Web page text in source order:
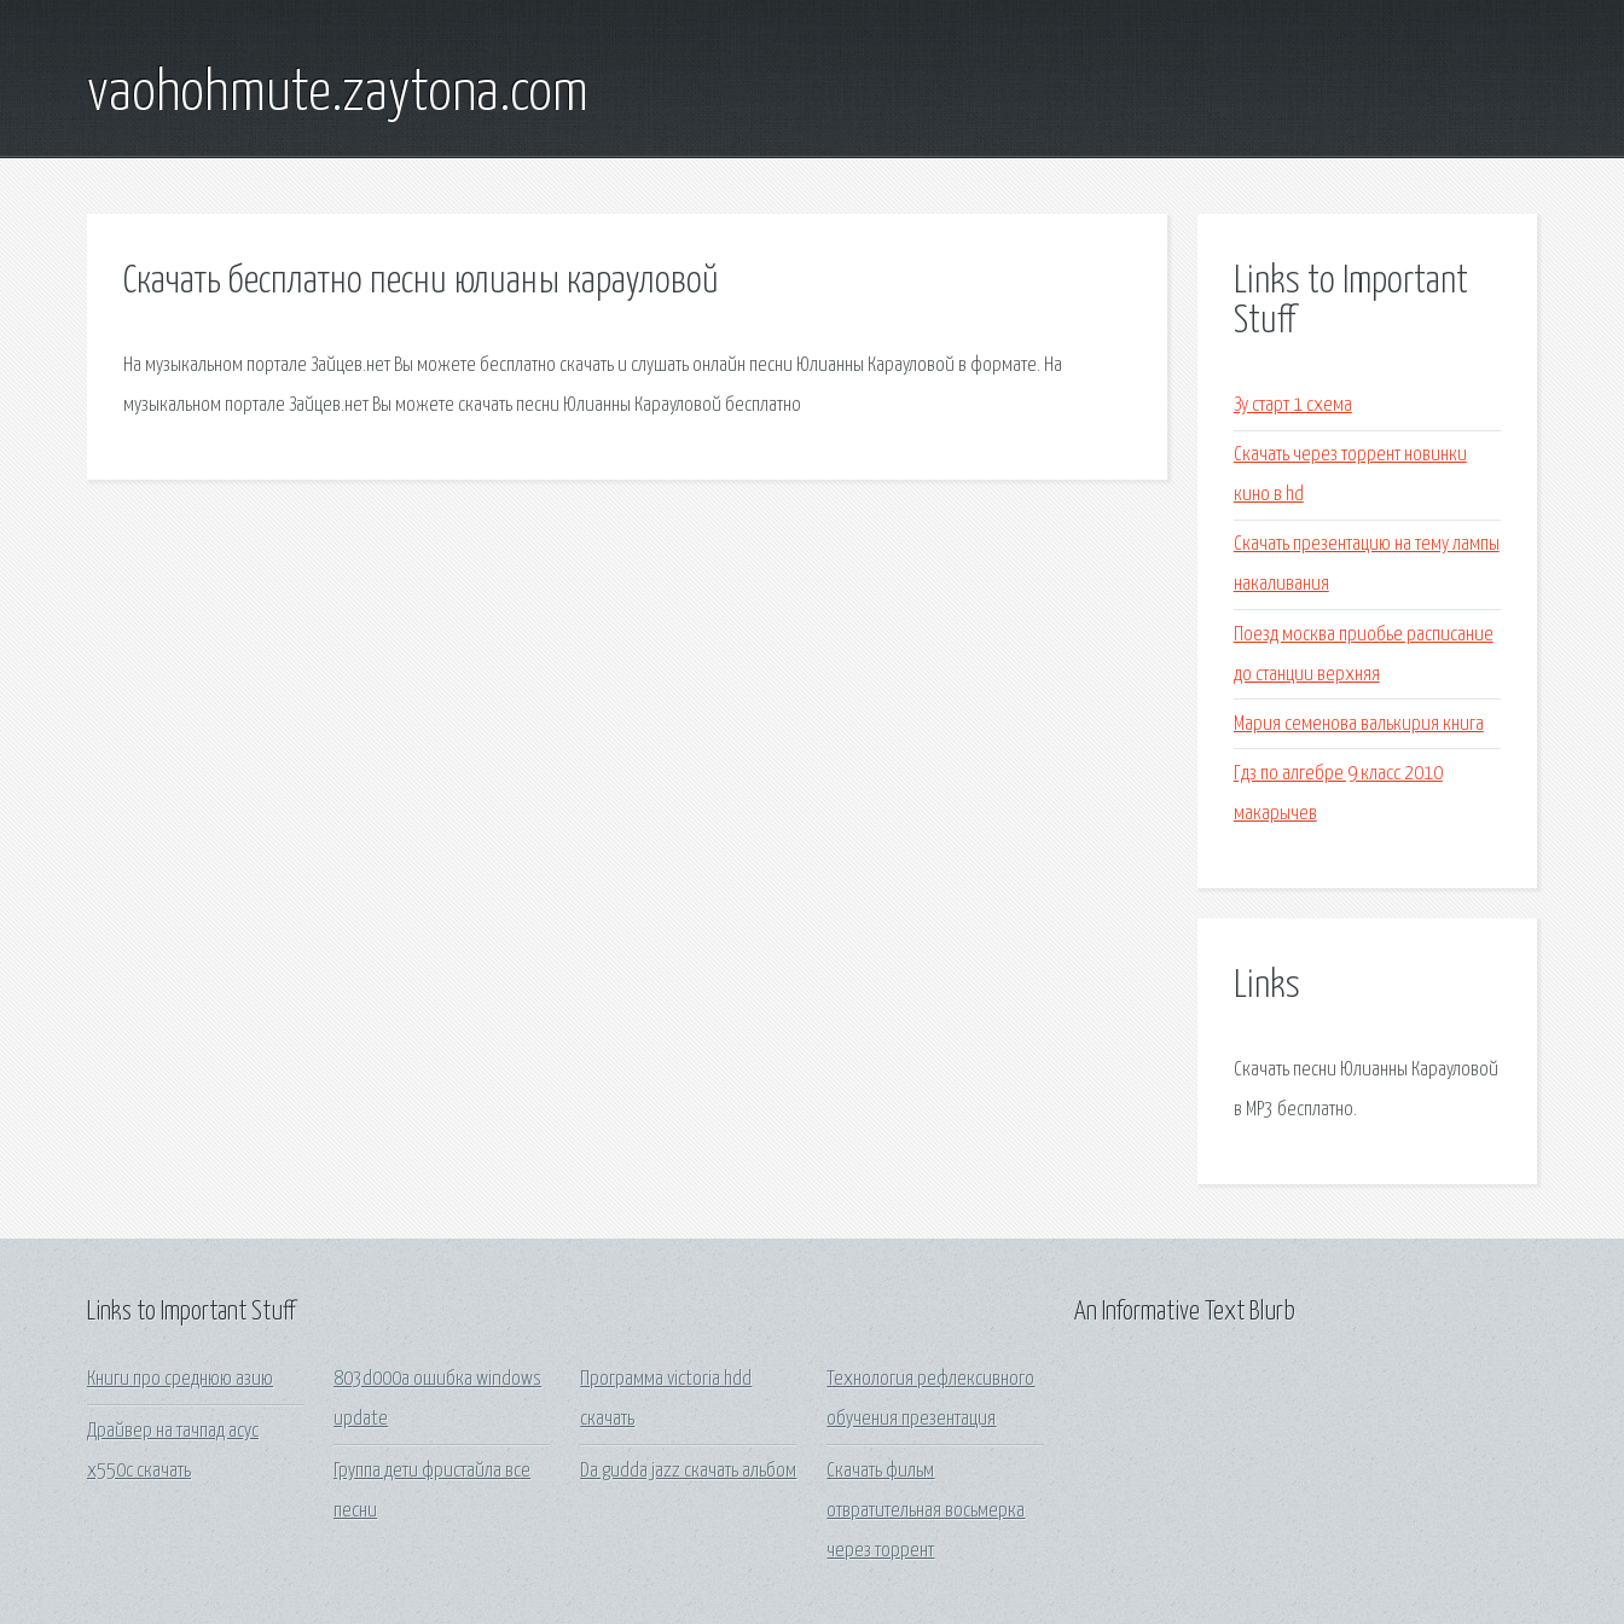
vaohohmute.zaytona.com
Скачать бесплатно песни юлианы карауловой
На музыкальном портале Зайцев.нет Вы можете бесплатно скачать и слушать онлайн песни Юлианны Карауловой в формате. На
музыкальном портале Зайцев.нет Вы можете скачать песни Юлианны Карауловой бесплатно
Links to Important
Stuff
Зу старт 1 схема
Скачать через торрент новинки
кино в hd
Скачать презентацию на тему лампы
накаливания
Поезд москва приобье расписание
до станции верхняя
Мария семенова валькирия книга
Гдз по алгебре 9 класс 2010
макарычев
Links
Скачать песни Юлианны Карауловой
в MP3 бесплатно.
Links to Important Stuff
Книги про среднюю азию
Драйвер на тачпад асус
х550с скачать
803d000a ошибка windows
update
Группа дети фристайла все
песни
Программа victoria hdd
скачать
Da gudda jazz скачать альбом
Технология рефлексивного
обучения презентация
Скачать фильм
отвратительная восьмерка
через торрент
An Informative Text Blurb